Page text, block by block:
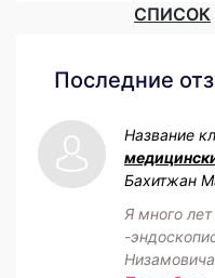
СПИСОК
Последние
Название
Бахитжан
Я много
-